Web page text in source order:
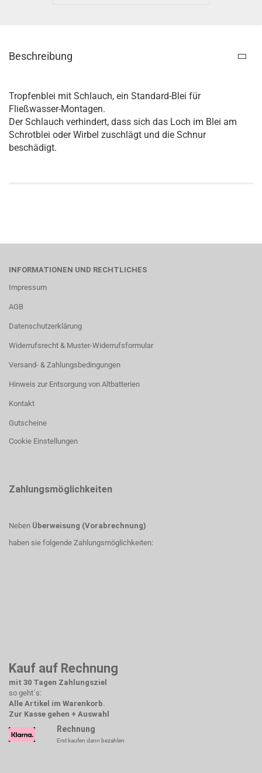
Beschreibung
Tropfenblei mit Schlauch, ein Standard-Blei für
Fließwasser-Montagen.
Der Schlauch verhindert, dass sich das Loch im Blei am
Schrotblei oder Wirbel zuschlägt und die Schnur
beschädigt.
INFORMATIONEN UND RECHTLICHES
Impressum
AGB
Datenschutzerklärung
Widerrufsrecht & Muster-Widerrufsformular
Versand- & Zahlungsbedingungen
Hinweis zur Entsorgung von Altbatterien
Kontakt
Gutscheine
Cookie Einstellungen
Zahlungsmöglichkeiten
Neben Überweisung (Vorabrechnung)
haben sie folgende Zahlungsmöglichkeiten:
Kauf auf Rechnung
mit 30 Tagen Zahlungsziel
so geht´s:
Alle Artikel im Warenkorb.
Zur Kasse gehen + Auswahl
Rechnung
Erst kaufen dann bezahlen